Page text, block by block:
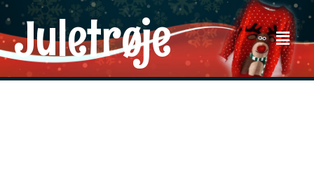
Juletrøje